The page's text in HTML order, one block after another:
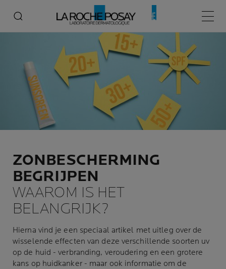
Bescherming tegen de zon Zonbescherming begrijpen
ZONBESCHERMING
BEGRIJPEN
WAAROM IS HET
BELANGRIJK?
Hierna vind je een speciaal artikel met uitleg over de
wisselende effecten van deze verschillende soorten uv
op de huid - verbranding, veroudering en een grotere
kans op huidkanker - maar ook informatie om de